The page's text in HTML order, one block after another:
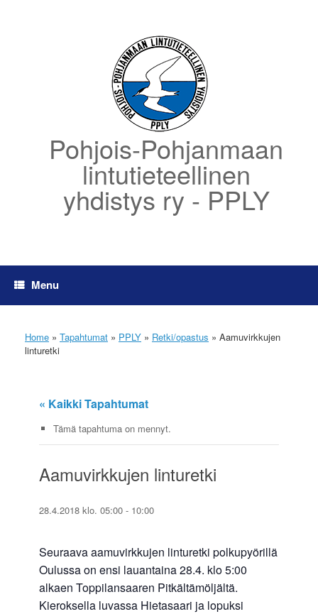
Pohjois-Pohjanmaan
lintutieteellinen
yhdistys ry - PPLY
Menu
Home » Tapahtumat » PPLY » Retki/opastus » Aamuvirkkujen
linturetki
« Kaikki Tapahtumat
Tämä tapahtuma on mennyt.
Aamuvirkkujen linturetki
28.4.2018 klo. 05:00 - 10:00
Seuraava aamuvirkkujen linturetki polkupyörillä
Oulussa on ensi lauantaina 28.4. klo 5:00
alkaen Toppilansaaren Pitkältämöljältä.
Kieroksella luvassa Hietasaari ja lopuksi